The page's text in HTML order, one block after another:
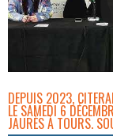
DEPUIS 2023,
LE SAMEDI 6
JAURÈS À TOURS.